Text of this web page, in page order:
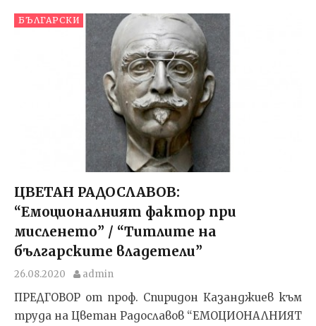
БЪЛГАРСКИ
ЦВЕТАН РАДОСЛАВОВ:
“Емоционалният фактор при
мисленето” / “Титлите на
българските владетели”
26.08.2020 admin
ПРЕДГОВОР от проф. Спиридон Казанджиев към
труда на Цветан Радославов “ЕМОЦИОНАЛНИЯТ